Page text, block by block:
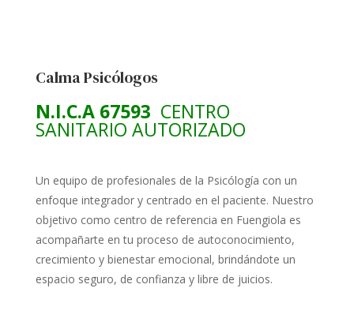
Calma Psicólogos
N.I.C.A 67593 CENTRO
SANITARIO AUTORIZADO
Un equipo de profesionales de la Psicólogía con un
enfoque integrador y centrado en el paciente. Nuestro
objetivo como centro de referencia en Fuengiola es
acompañarte en tu proceso de autoconocimiento,
crecimiento y bienestar emocional, brindándote un
espacio seguro, de confianza y libre de juicios.